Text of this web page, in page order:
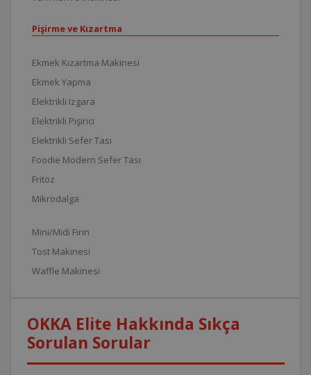
Pişirme ve Kızartma
Ekmek Kızartma Makinesi
Ekmek Yapma
Elektrikli Izgara
Elektrikli Pişirici
Elektrikli Sefer Tası
Foodie Modern Sefer Tası
Fritöz
Mikrodalga
Mini/Midi Fırın
Tost Makinesi
Waffle Makinesi
OKKA Elite Hakkında Sıkça
Sorulan Sorular